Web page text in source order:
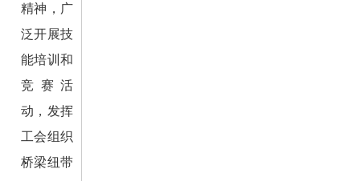
精神，广
泛开展技
能培训和
竞赛活
动，发挥
工会组织
桥梁纽带